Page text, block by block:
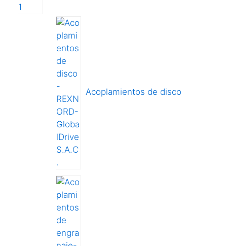
Acoplamientos de disco